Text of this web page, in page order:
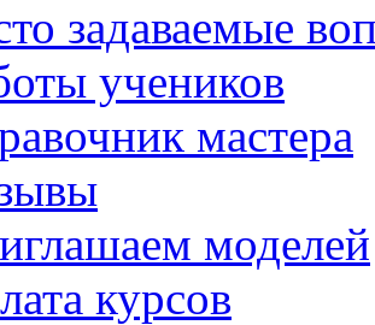
задаваемые
учеников
мастера
моделей
курсов